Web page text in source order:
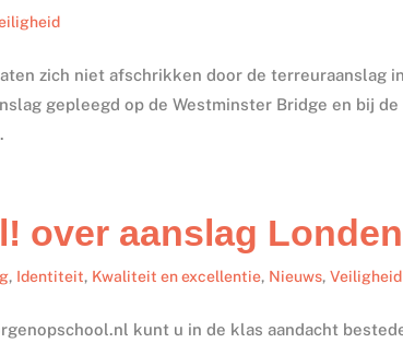
zich niet afschrikken door de terreuraanslag
gepleegd op de Westminster Bridge en bij de
over aanslag Londen
, Identiteit, Kwaliteit en excellentie, Nieuws,Veiligheid
kunt u in de klas aandacht